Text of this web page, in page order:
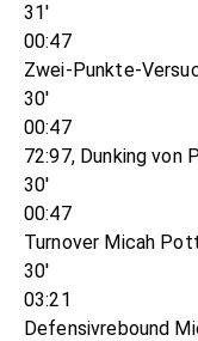
31'
00:47
Zwei-Punkte-
30'
00:47
72:97, Dunking von
30'
00:47
Turnover Micah
30'
03:21
Defensivrebound